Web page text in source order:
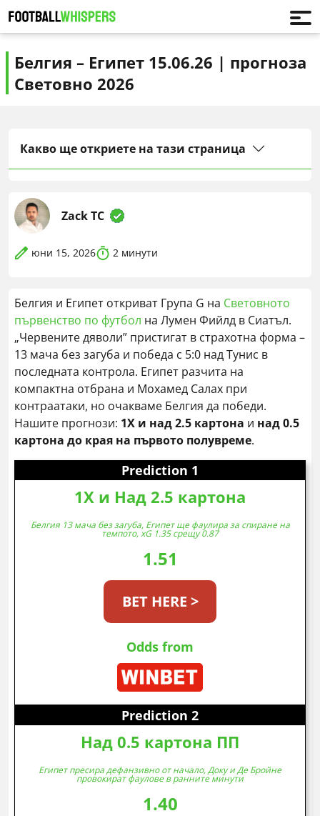
Белгия – Египет 15.06.26 | прогноза
Световно 2026
Какво ще откриете на тази страница
Zack TC
юни 15, 2026 2 минути
Белгия и Египет откриват Група G на Световното
първенство по футбол на Лумен Фийлд в Сиатъл.
„Червените дяволи” пристигат в страхотна форма –
13 мача без загуба и победа с 5:0 над Тунис в
последната контрола. Египет разчита на
компактна отбрана и Мохамед Салах при
контраатаки, но очакваме Белгия да победи.
Нашите прогнози: 1X и над 2.5 картона и над 0.5
картона до края на първото полувреме.
Prediction 1
1X и Над 2.5 картона
Белгия 13 мача без загуба, Египет ще фаулира за спиране на
темпото, xG 1.35 срещу 0.87
1.51
BET HERE >
Odds from
Prediction 2
Над 0.5 картона ПП
Египет пресира дефанзивно от начало, Доку и Де Бройне
провокират фаулове в ранните минути
1.40